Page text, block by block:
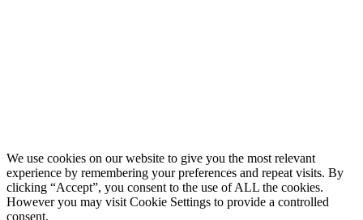
We use cookies on our website to give you the most relevant
experience by remembering your preferences and repeat visits. By
clicking “Accept”, you consent to the use of ALL the cookies.
However you may visit Cookie Settings to provide a controlled
consent.